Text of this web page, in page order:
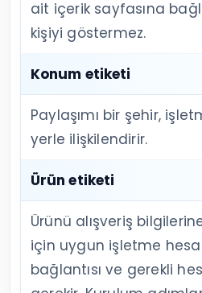
ait içerik sayfasına
kişiyi göstermez.
Konum etiketi
Paylaşımı bir şehir,
yerle ilişkilendirir.
Ürün etiketi
Ürünü alışveriş
için uygun işletme
bağlantısı ve gerekli